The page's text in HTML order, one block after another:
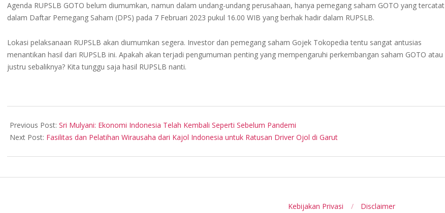
Agenda RUPSLB GOTO belum diumumkan, namun dalam undang-undang perusahaan, hanya pemegang saham GOTO yang tercatat
dalam Daftar Pemegang Saham (DPS) pada 7 Februari 2023 pukul 16.00 WIB yang berhak hadir dalam RUPSLB.
Lokasi pelaksanaan RUPSLB akan diumumkan segera. Investor dan pemegang saham Gojek Tokopedia tentu sangat antusias
menantikan hasil dari RUPSLB ini. Apakah akan terjadi pengumuman penting yang mempengaruhi perkembangan saham GOTO atau
justru sebaliknya? Kita tunggu saja hasil RUPSLB nanti.
02-
08
Previous Post: Sri Mulyani: Ekonomi Indonesia Telah Kembali Seperti Sebelum Pandemi
Next Post: Fasilitas dan Pelatihan Wirausaha dari Kajol Indonesia untuk Ratusan Driver Ojol di Garut
Kebijakan Privasi Disclaimer